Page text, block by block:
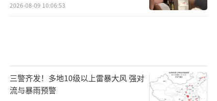
2026-08-09 10:06:53
三警齐发！多地10级以上雷暴大风 强对
流与暴雨预警